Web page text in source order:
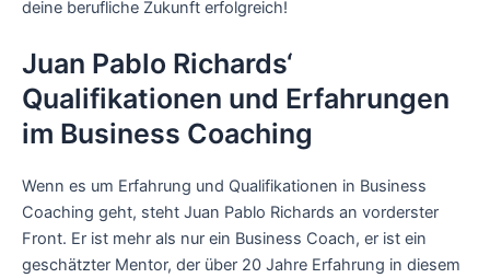
deine berufliche Zukunft erfolgreich!
Juan Pablo Richards‘
Qualifikationen und Erfahrungen
im Business Coaching
Wenn es um Erfahrung und Qualifikationen in Business
Coaching geht, steht Juan Pablo Richards an vorderster
Front. Er ist mehr als nur ein Business Coach, er ist ein
geschätzter Mentor, der über 20 Jahre Erfahrung in diesem